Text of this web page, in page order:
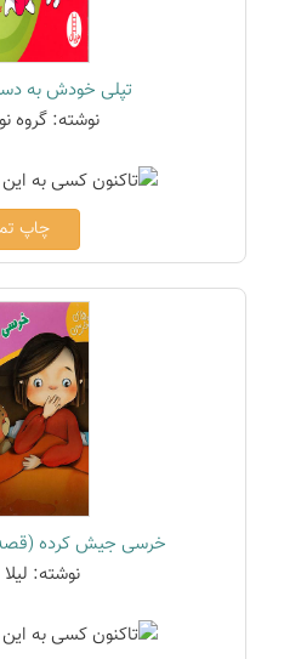
تپلی خودش به
نوشته: گروه
چاپ
خرسی جیش کرده
نوشته: